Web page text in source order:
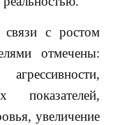
связи с ростом
отмечены:
показателей,
увеличение